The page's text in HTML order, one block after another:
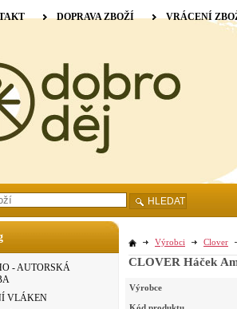
- AUTORSKÁ
VLÁKEN
Výrobci Clover
CLOVER Háček
Výrobce
DOPRAVA ZBOŽÍ VRÁCENÍ
HLEDAT